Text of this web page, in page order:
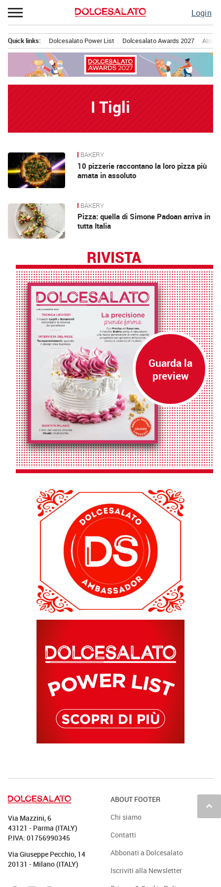
Passa
al
Login
principale
Quick links: Dolcesalato Power List Dolcesalato Awards 2027
I Tigli
News BAKERY
10 pizzerie raccontano la loro pizza più
amata in assoluto
BAKERY
Pizza: quella di Simone Padoan arriva in
tutta Italia
RIVISTA
keyboard_arrow_up
Via Mazzini, 6
43121 - Parma (ITALY)
P.IVA: 01756990345
Via Giuseppe Pecchio, 14
20131 - Milano (ITALY)
ABOUT FOOTER
Chi siamo
Contatti
Abbonati a Dolcesalato
Iscriviti alla Newsletter